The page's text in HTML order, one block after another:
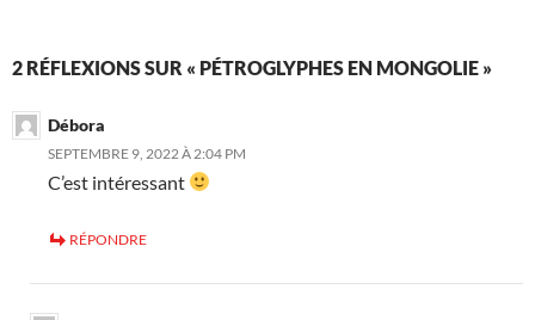
2 RÉFLEXIONS SUR « PÉTROGLYPHES EN MONGOLIE »
Débora
SEPTEMBRE 9, 2022 À 2:04 PM
C’est intéressant
RÉPONDRE